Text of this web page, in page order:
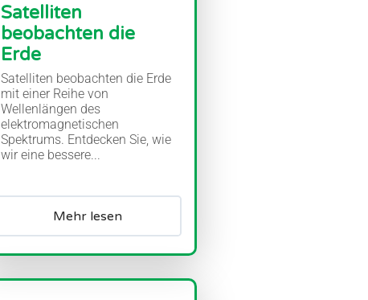
Satelliten
beobachten die
Erde
Satelliten beobachten die Erde
mit einer Reihe von
Wellenlängen des
elektromagnetischen
Spektrums. Entdecken Sie, wie
wir eine bessere...
Mehr lesen